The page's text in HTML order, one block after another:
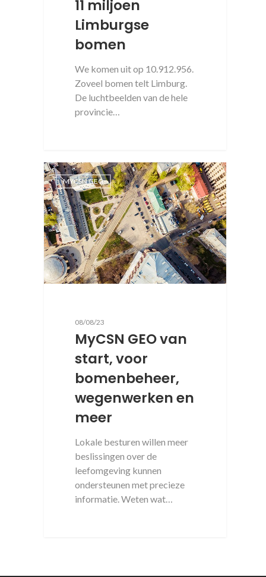
11 miljoen
Limburgse
bomen
We komen uit op 10.912.956.
Zoveel bomen telt Limburg.
De luchtbeelden van de hele
provincie…
MYCSN GEO
08/08/23
MyCSN GEO van
start, voor
bomenbeheer,
wegenwerken en
meer
Lokale besturen willen meer
beslissingen over de
leefomgeving kunnen
ondersteunen met precieze
informatie. Weten wat…